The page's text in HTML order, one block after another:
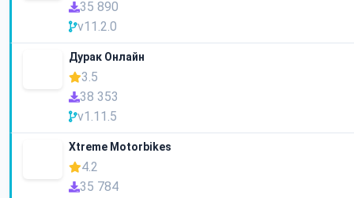
35 890
v11.2.0
Дурак Онлайн
3.5
38 353
v1.11.5
Xtreme Motorbikes
4.2
35 784